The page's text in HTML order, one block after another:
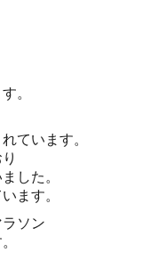
。
ています。
した。
ます。
ソン